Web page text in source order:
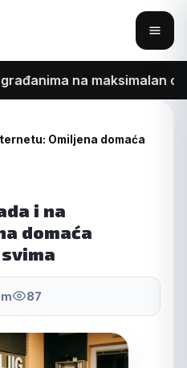
meni
na maksimalan
Omiljena domaća
i na
domaća
87